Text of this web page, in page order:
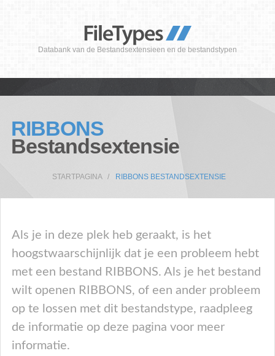
Databank van de Bestandsextensieen en de bestandstypen
RIBBONS
Bestandsextensie
STARTPAGINA RIBBONS BESTANDSEXTENSIE
Als je in deze plek heb geraakt, is het
hoogstwaarschijnlijk dat je een probleem hebt
met een bestand RIBBONS. Als je het bestand
wilt openen RIBBONS, of een ander probleem
op te lossen met dit bestandstype, raadpleeg
de informatie op deze pagina voor meer
informatie.